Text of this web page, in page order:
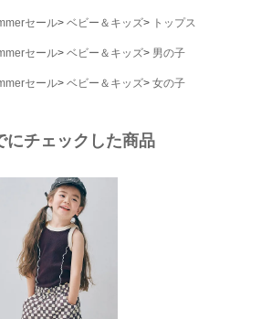
セール ベビー＆キッズ トップス
セール ベビー＆キッズ 男の子
セール ベビー＆キッズ 女の子
にチェックした商品